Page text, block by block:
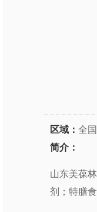
区域： 全国
简介：
山东美葆
剂；特膳